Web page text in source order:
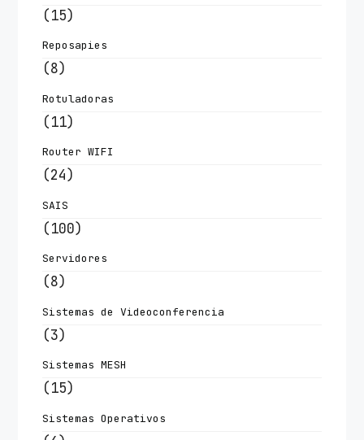
(15)
Reposapies
(8)
Rotuladoras
(11)
Router WIFI
(24)
SAIS
(100)
Servidores
(8)
Sistemas de Videoconferencia
(3)
Sistemas MESH
(15)
Sistemas Operativos